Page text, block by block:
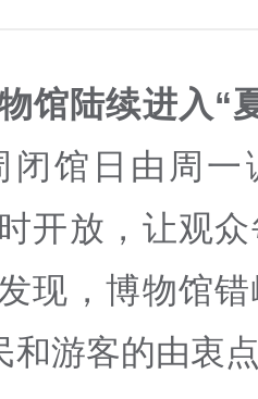
馆陆续进入“
馆日由周一
开放，让观
现，博物馆
和游客的由衷